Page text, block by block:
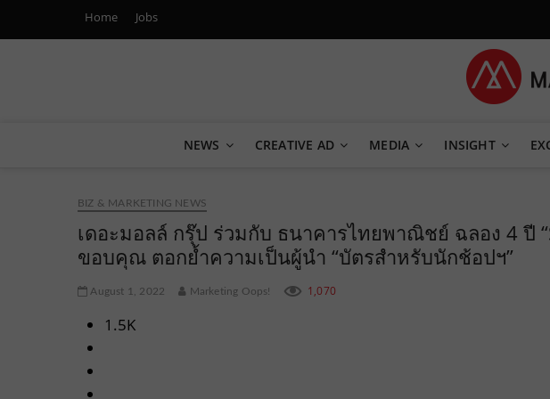
Home Jobs
Marketing Oops!
NEWS CREATIVE AD MEDIA INSIGHT
BIZ & MARKETING NEWS
เดอะมอลล์ กรุ๊ป ร่วมกับ ธนาคารไทยพาณิชย์ ฉลอง 4 ปี
ขอบคุณ ตอกย้ำความเป็นผู้นำ “บัตรสำหรับนักช้อปฯ”
August 1, 2022 Marketing Oops! 1,070
1.5K